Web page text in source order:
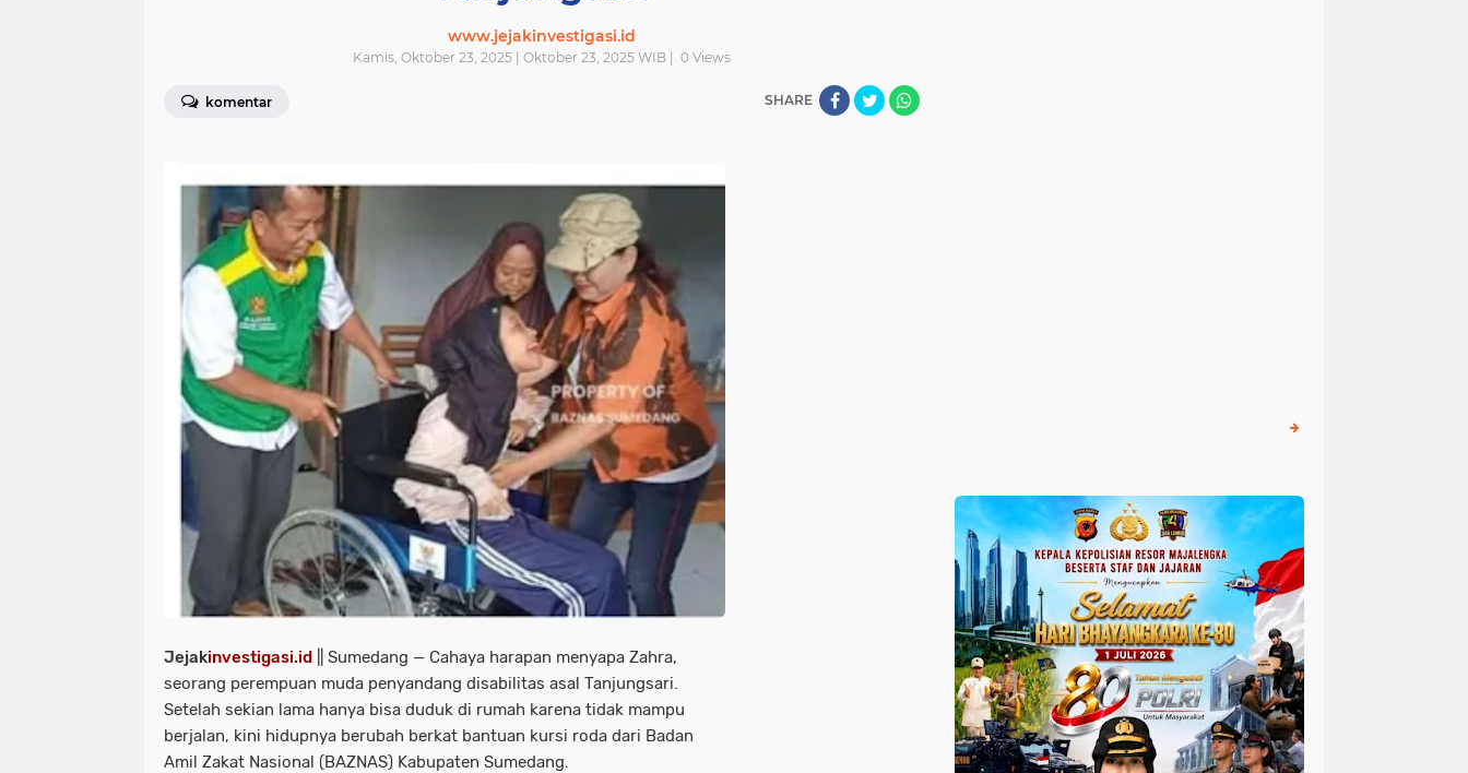
www.jejakinvestigasi.id
Kamis, Oktober 23, 2025 | Oktober 23, 2025 WIB | 0 Views
komentar SHARE
Jejakinvestigasi.id || Sumedang — Cahaya harapan menyapa Zahra,
seorang perempuan muda penyandang disabilitas asal Tanjungsari.
Setelah sekian lama hanya bisa duduk di rumah karena tidak mampu
berjalan, kini hidupnya berubah berkat bantuan kursi roda dari Badan
Amil Zakat Nasional (BAZNAS) Kabupaten Sumedang.